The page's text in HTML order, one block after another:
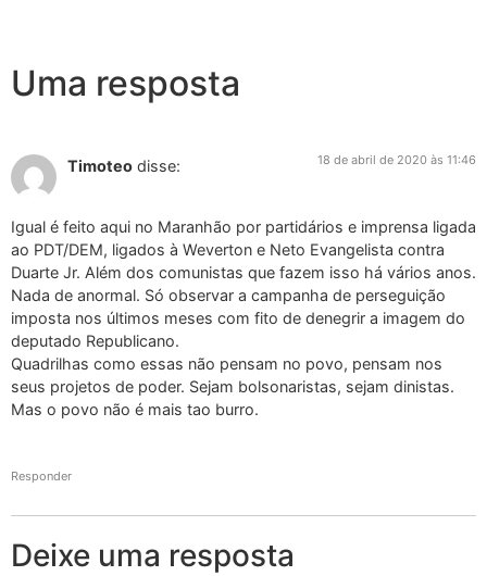
Uma resposta
Timoteo disse: 18 de abril de 2020 às 11:46
Igual é feito aqui no Maranhão por partidários e imprensa ligada
ao PDT/DEM, ligados à Weverton e Neto Evangelista contra
Duarte Jr. Além dos comunistas que fazem isso há vários anos.
Nada de anormal. Só observar a campanha de perseguição
imposta nos últimos meses com fito de denegrir a imagem do
deputado Republicano.
Quadrilhas como essas não pensam no povo, pensam nos
seus projetos de poder. Sejam bolsonaristas, sejam dinistas.
Mas o povo não é mais tao burro.
Responder
Deixe uma resposta